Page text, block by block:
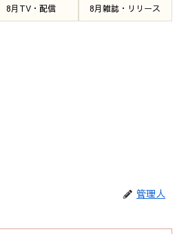
8月TV・配信 8月雑誌・リリース
管理人